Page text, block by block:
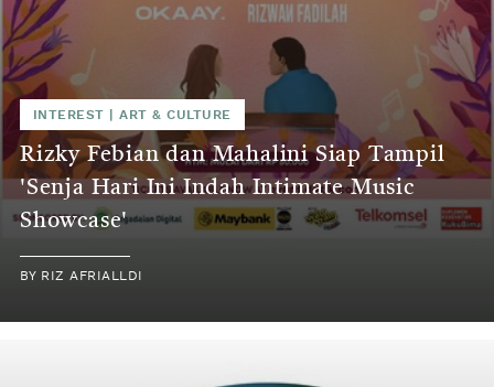
INTEREST |ART & CULTURE
Rizky Febian dan Mahalini Siap Tampil
'Senja Hari Ini Indah Intimate Music
Showcase'
BY RIZ AFRIALLDI